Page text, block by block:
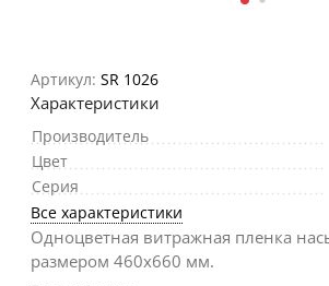
Артикул: SR 1026
Характеристики
Производитель
Цвет
Серия
Все характеристики
Одноцветная витражная пленка
размером 460х660 мм.